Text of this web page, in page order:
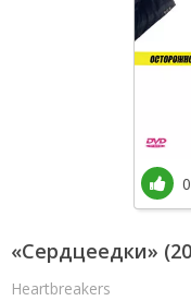
«Сердцеедки»
Heartbreakers
0